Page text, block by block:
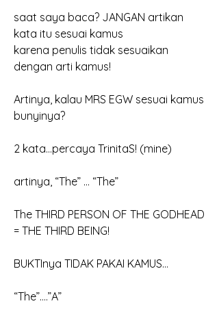
saat saya baca? JANGAN artikan
kata itu sesuai kamus
karena penulis tidak sesuaikan
dengan arti kamus!
Artinya, kalau MRS EGW sesuai kamus
bunyinya?
2 kata…percaya TrinitaS! (mine)
artinya, “The” … “The”
The THIRD PERSON OF THE GODHEAD
= THE THIRD BEING!
BUKTInya TIDAK PAKAI KAMUS…
“The”….”A”